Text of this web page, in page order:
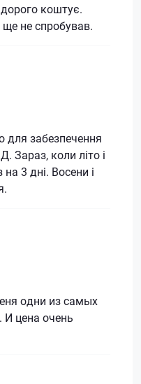
дорого коштує.
не спробував.
для забезпечення
Зараз, коли літо і
3 дні. Восени і
одни из самых
цена очень